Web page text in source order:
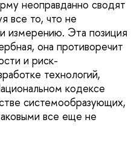
неоправданно сводят
все то, что не
измерению. Эта позиция
она противоречит
и риск-
технологий,
кодексе
системообразующих,
все еще не